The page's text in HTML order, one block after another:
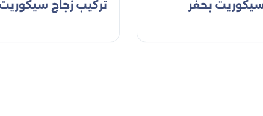
إلى الزجاج القوي مثل الأبواب الزجاجية، النوافذ
أنواع الزجاج أمانًا، حيث يتم معالجته حراريًا لزيادة
الزجاج تُستخدم في النوافذ الداخلية والخارجية
بحفر
تركيب زجاج سيكوريت